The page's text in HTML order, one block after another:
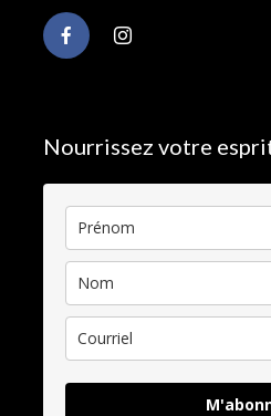
Nourrissez votre